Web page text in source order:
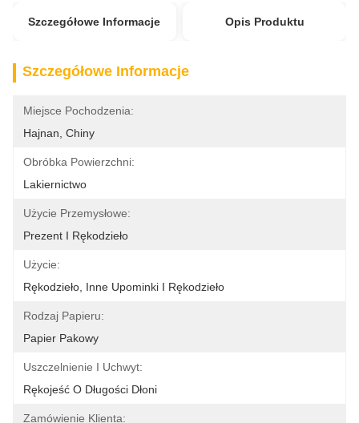
Szczegółowe Informacje Opis Produktu
Szczegółowe Informacje
Miejsce Pochodzenia:
Hajnan, Chiny
Obróbka Powierzchni:
Lakiernictwo
Użycie Przemysłowe:
Prezent I Rękodzieło
Użycie:
Rękodzieło, Inne Upominki I Rękodzieło
Rodzaj Papieru:
Papier Pakowy
Uszczelnienie I Uchwyt:
Rękojeść O Długości Dłoni
Zamówienie Klienta: